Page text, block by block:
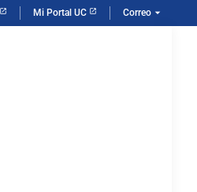
Mi Portal UC Correo arrow_drop_down